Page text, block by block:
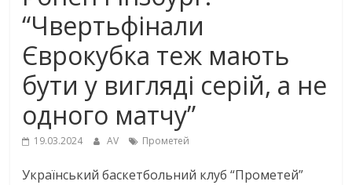
“Чвертьфінали
Єврокубка теж мають
бути у вигляді серій, а не
одного матчу”
19.03.2024 AV Прометей
Український баскетбольний клуб “Прометей”